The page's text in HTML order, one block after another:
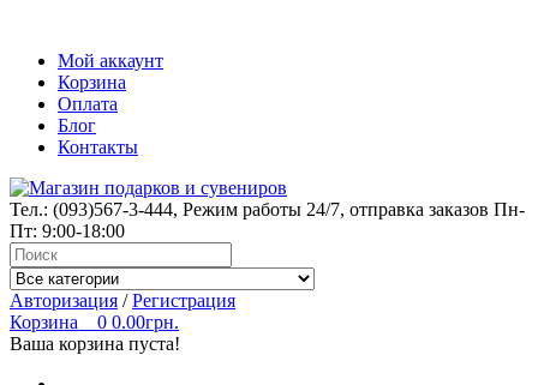
Мой аккаунт
Корзина
Оплата
Блог
Контакты
Тел.: (093)567-3-444, Режим работы 24/7, отправка заказов Пн-
Пт: 9:00-18:00
Авторизация / Регистрация
Корзина
0 0.00грн.
Ваша корзина пуста!